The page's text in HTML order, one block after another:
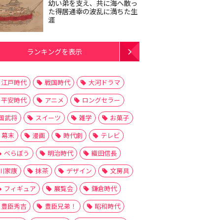
幼い弟を支え、共に海へ散っ
た得居通幸の波乱に満ちた生
涯
ランキングを表示
江戸時代 戦国時代
大河ドラマ
平安時代
アニメ
ロングセラー
武将
スイーツ 雑学
お菓子
幕末
漫画 時代劇
テレビ
べらぼう
明治時代
織田信長
家康
抹茶 デザイン
文房具
フィギュア
展覧会
鎌倉時代
豊臣秀吉
豊臣兄弟！
昭和時代